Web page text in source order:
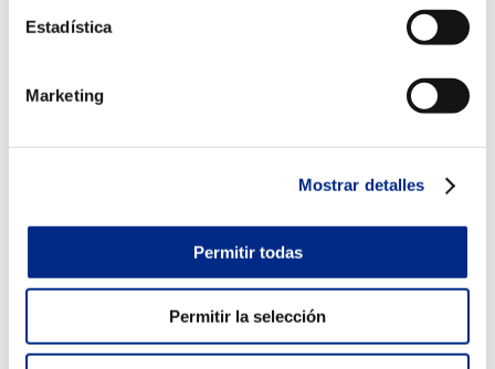
Estadística
Marketing
Mostrar detalles
Permitir todas
Permitir la selección